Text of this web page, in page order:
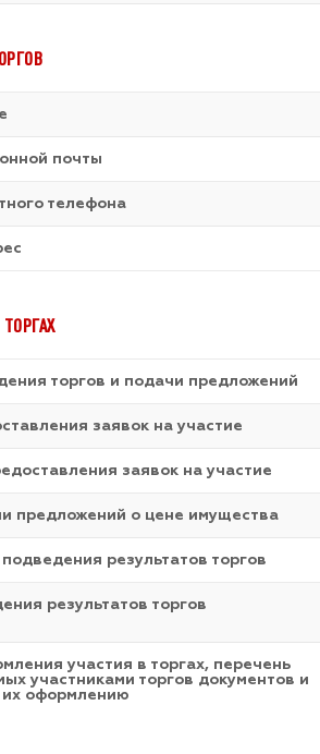
почты
телефона
торгов и подачи предложений
заявок на участие
заявок на участие
предложений о цене имущества
результатов торгов
результатов торгов
участия в торгах, перечень
участниками торгов документов и
их оформлению